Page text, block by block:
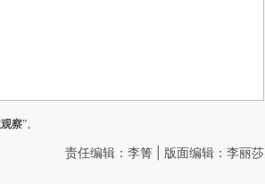
察”。
责任编辑：李箐 | 版面编辑：李丽莎